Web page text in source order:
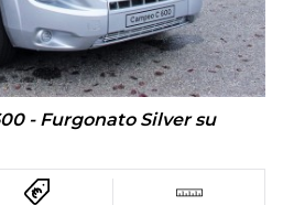
- Furgonato Silver su